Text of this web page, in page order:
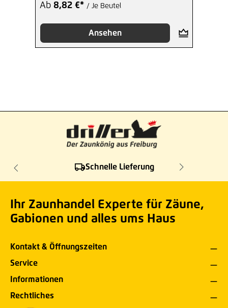
Ab 8,82 €* / Je Beutel
Ansehen
Schnelle Lieferung
Ihr Zaunhandel Experte für Zäune,
Gabionen und alles ums Haus
Kontakt & Öffnungszeiten
Service
Informationen
Rechtliches